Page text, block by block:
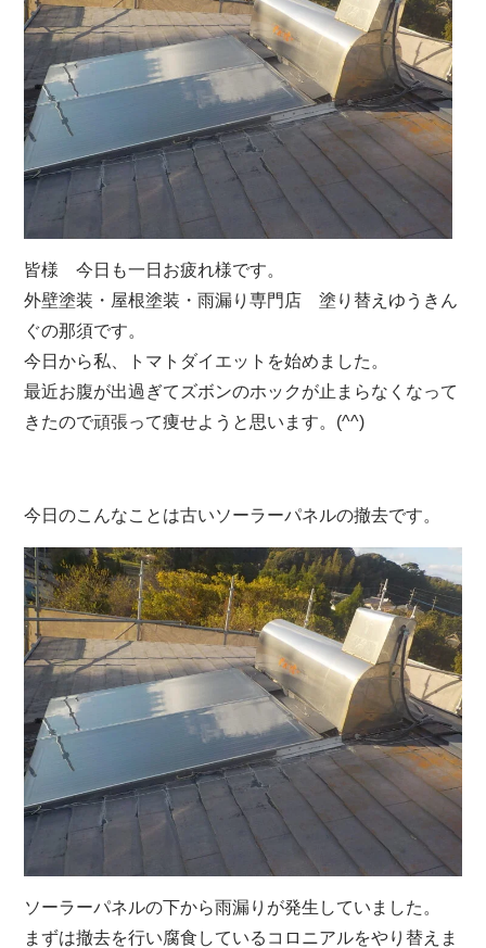
皆様 今日も一日お疲れ様です。
外壁塗装・屋根塗装・雨漏り専門店 塗り替えゆうきん
ぐの那須です。
今日から私、トマトダイエットを始めました。
最近お腹が出過ぎてズボンのホックが止まらなくなって
きたので頑張って痩せようと思います。(^^)
今日のこんなことは古いソーラーパネルの撤去です。
ソーラーパネルの下から雨漏りが発生していました。
まずは撤去を行い腐食しているコロニアルをやり替えま